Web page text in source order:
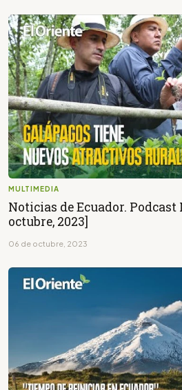
MULTIMEDIA
Noticias de Ecuador. Podcast
octubre, 2023]
06 de octubre, 2023